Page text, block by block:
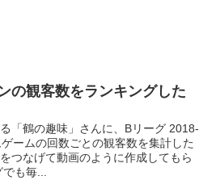
の観客数をランキングした
「鶴の趣味」さんに、Bリーグ 2018-
ームの回数ごとの観客数を集計した
つなげて動画のように作成してもら
でも毎...